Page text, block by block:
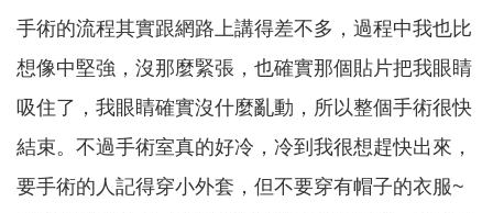
手術的流程其實跟網路上講得差不多，過程中我也比
想像中堅強，沒那麼緊張，也確實那個貼片把我眼睛
吸住了，我眼睛確實沒什麼亂動，所以整個手術很快
結束。不過手術室真的好冷，冷到我很想趕快出來，
要手術的人記得穿小外套，但不要穿有帽子的衣服~